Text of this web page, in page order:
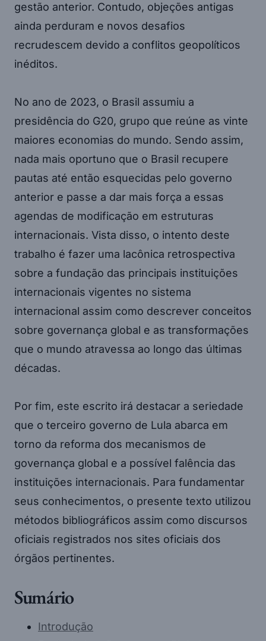
gestão anterior. Contudo, objeções antigas
ainda perduram e novos desafios
recrudescem devido a conflitos geopolíticos
inéditos.
No ano de 2023, o Brasil assumiu a
presidência do G20, grupo que reúne as vinte
maiores economias do mundo. Sendo assim,
nada mais oportuno que o Brasil recupere
pautas até então esquecidas pelo governo
anterior e passe a dar mais força a essas
agendas de modificação em estruturas
internacionais. Vista disso, o intento deste
trabalho é fazer uma lacônica retrospectiva
sobre a fundação das principais instituições
internacionais vigentes no sistema
internacional assim como descrever conceitos
sobre governança global e as transformações
que o mundo atravessa ao longo das últimas
décadas.
Por fim, este escrito irá destacar a seriedade
que o terceiro governo de Lula abarca em
torno da reforma dos mecanismos de
governança global e a possível falência das
instituições internacionais. Para fundamentar
seus conhecimentos, o presente texto utilizou
métodos bibliográficos assim como discursos
oficiais registrados nos sites oficiais dos
órgãos pertinentes.
Sumário
Introdução